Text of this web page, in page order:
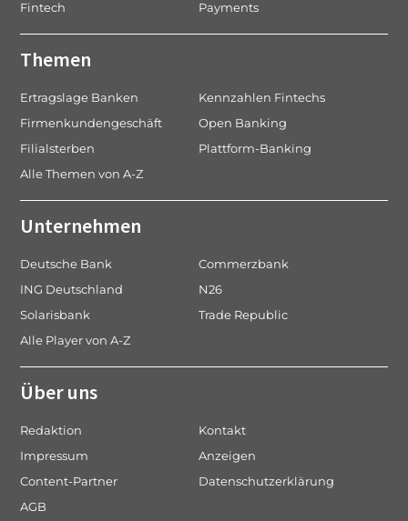
Fintech
Payments
Themen
Ertragslage Banken
Kennzahlen Fintechs
Firmenkundengeschäft
Open Banking
Filialsterben
Plattform-Banking
Alle Themen von A-Z
Unternehmen
Deutsche Bank
Commerzbank
ING Deutschland
N26
Solarisbank
Trade Republic
Alle Player von A-Z
Über uns
Redaktion
Kontakt
Impressum
Anzeigen
Content-Partner
Datenschutzerklärung
AGB